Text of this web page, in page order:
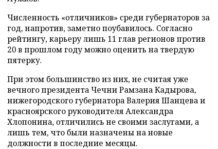
Численность «отличников» среди губернаторов за
год, напротив, заметно поубавилось. Согласно
рейтингу, карьеру лишь 11 глав регионов против
20 в прошлом году можно оценить на твердую
пятерку.
При этом большинство из них, не считая уже
вечного президента Чечни Рамзана Кадырова,
нижегородского губернатора Валерия Шанцева и
красноярского руководителя Александра
Хлопонина, отличились не своими заслугами, а
лишь тем, что были назначены на новые
должности в последние месяцы.